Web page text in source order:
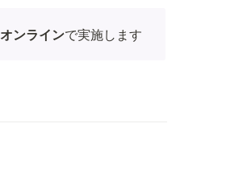
オンラインで実施します